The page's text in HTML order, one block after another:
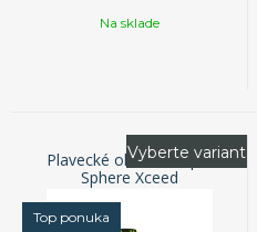
Na sklade
Plavecké okuliare Aqua
Sphere Xceed
Top ponuka
Vyberte variant